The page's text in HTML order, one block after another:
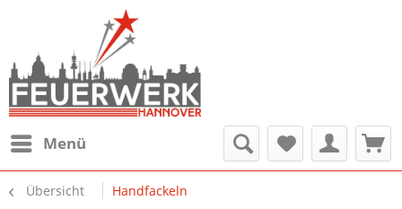
Menü
Übersicht Handfackeln